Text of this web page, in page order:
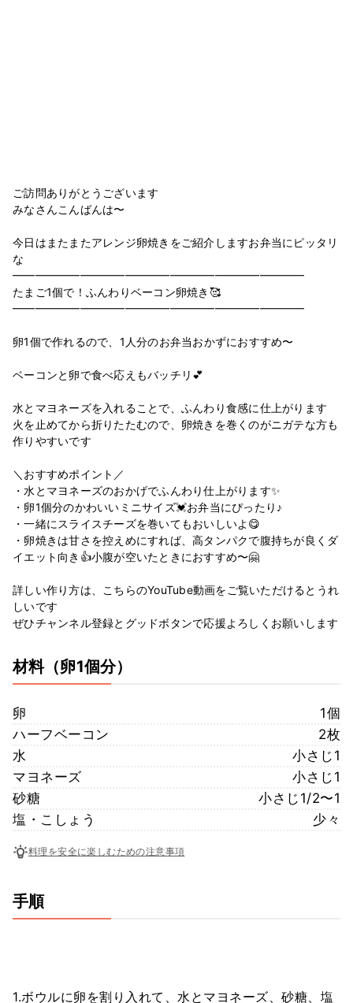
ご訪問ありがとうございます
みなさんこんばんは〜
今日はまたまたアレンジ卵焼きをご紹介しますお弁当にピッタリ
な
━︎━︎━︎━︎━︎━︎━︎━︎━━︎━︎━︎━︎━︎━︎━︎━︎━︎━︎━︎━︎━︎━︎━︎━︎━︎
たまご1個で！ふんわりベーコン卵焼き🥰
━︎━︎━︎━︎━︎━︎━︎━︎━︎━︎━︎━︎━︎━︎━︎━︎━︎━︎━︎━︎━︎━︎━︎━︎━︎━︎
卵1個で作れるので、1人分のお弁当おかずにおすすめ〜
ベーコンと卵で食べ応えもバッチリ💕
水とマヨネーズを入れることで、ふんわり食感に仕上がります
火を止めてから折りたたむので、卵焼きを巻くのがニガテな方も
作りやすいです
＼おすすめポイント／
・水とマヨネーズのおかげでふんわり仕上がります✨
・卵1個分のかわいいミニサイズ💓お弁当にぴったり♪
・一緒にスライスチーズを巻いてもおいしいよ😋
・卵焼きは甘さを控えめにすれば、高タンパクで腹持ちが良くダ
イエット向き👍小腹が空いたときにおすすめ〜​🤗
詳しい作り方は、こちらのYouTube動画をご覧いただけるとうれ
しいです
ぜひチャンネル登録とグッドボタンで応援よろしくお願いします
材料（卵1個分）
卵
1個
ハーフベーコン
2枚
水
小さじ1
マヨネーズ
小さじ1
砂糖
小さじ1/2〜1
塩・こしょう
少々
料理を安全に楽しむための注意事項
手順
1.ボウルに卵を割り入れて、水とマヨネーズ、砂糖、塩